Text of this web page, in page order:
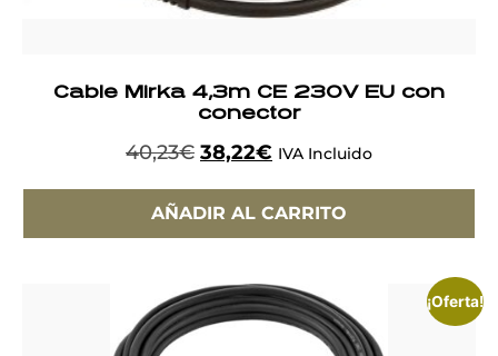
Cable Mirka 4,3m CE 230V EU con
conector
40,23€ 38,22€ IVA Incluido
AÑADIR AL CARRITO
¡Oferta!